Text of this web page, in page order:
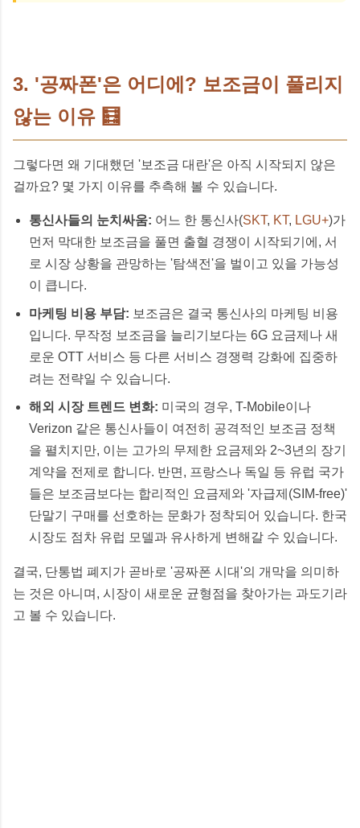
3. '공짜폰'은 어디에? 보조금이 풀리지
않는 이유 🧮
그렇다면 왜 기대했던 '보조금 대란'은 아직 시작되지 않은
걸까요? 몇 가지 이유를 추측해 볼 수 있습니다.
통신사들의 눈치싸움: 어느 한 통신사(SKT, KT, LGU+)가
먼저 막대한 보조금을 풀면 출혈 경쟁이 시작되기에, 서
로 시장 상황을 관망하는 '탐색전'을 벌이고 있을 가능성
이 큽니다.
마케팅 비용 부담: 보조금은 결국 통신사의 마케팅 비용
입니다. 무작정 보조금을 늘리기보다는 6G 요금제나 새
로운 OTT 서비스 등 다른 서비스 경쟁력 강화에 집중하
려는 전략일 수 있습니다.
해외 시장 트렌드 변화: 미국의 경우, T-Mobile이나
Verizon 같은 통신사들이 여전히 공격적인 보조금 정책
을 펼치지만, 이는 고가의 무제한 요금제와 2~3년의 장기
계약을 전제로 합니다. 반면, 프랑스나 독일 등 유럽 국가
들은 보조금보다는 합리적인 요금제와 '자급제(SIM-free)'
단말기 구매를 선호하는 문화가 정착되어 있습니다. 한국
시장도 점차 유럽 모델과 유사하게 변해갈 수 있습니다.
결국, 단통법 폐지가 곧바로 '공짜폰 시대'의 개막을 의미하
는 것은 아니며, 시장이 새로운 균형점을 찾아가는 과도기라
고 볼 수 있습니다.